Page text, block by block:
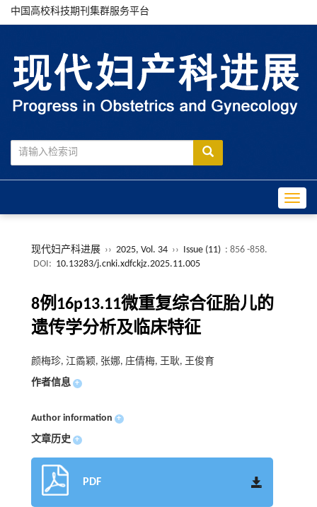
中国高校科技期刊集群服务平台
现代妇产科进展 ›› 2025, Vol. 34 ›› Issue (11) : 856 -858.
DOI: 10.13283/j.cnki.xdfckjz.2025.11.005
8例16p13.11微重复综合征胎儿的
遗传学分析及临床特征
颜梅珍, 江矞颖, 张娜, 庄倩梅, 王耿, 王俊育
作者信息 +
Author information +
文章历史 +
PDF